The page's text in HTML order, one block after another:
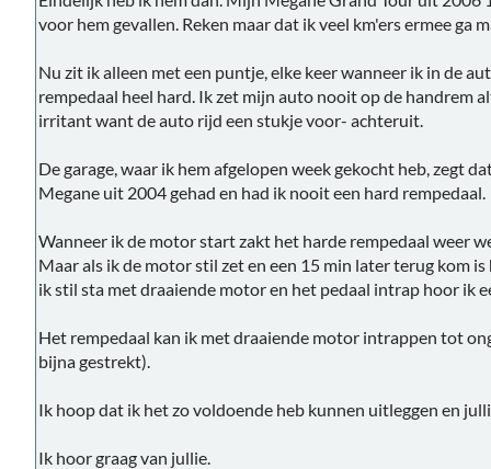
voor hem gevallen. Reken maar dat ik veel km'ers ermee ga
Nu zit ik alleen met een puntje, elke keer wanneer ik in de
rempedaal heel hard. Ik zet mijn auto nooit op de handrem
irritant want de auto rijd een stukje voor- achteruit.
De garage, waar ik hem afgelopen week gekocht heb, zegt
Megane uit 2004 gehad en had ik nooit een hard rempedaal.
Wanneer ik de motor start zakt het harde rempedaal weer
Maar als ik de motor stil zet en een 15 min later terug kom
ik stil sta met draaiende motor en het pedaal intrap hoor ik
Het rempedaal kan ik met draaiende motor intrappen tot
bijna gestrekt).
Ik hoop dat ik het zo voldoende heb kunnen uitleggen en
Ik hoor graag van jullie.